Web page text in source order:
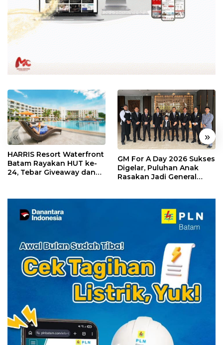
« »
HARRIS Resort Waterfront
Batam Rayakan HUT ke-
24, Tebar Giveaway dan
GM For A Day 2026 Sukses
Digelar, Puluhan Anak
Rasakan Jadi General